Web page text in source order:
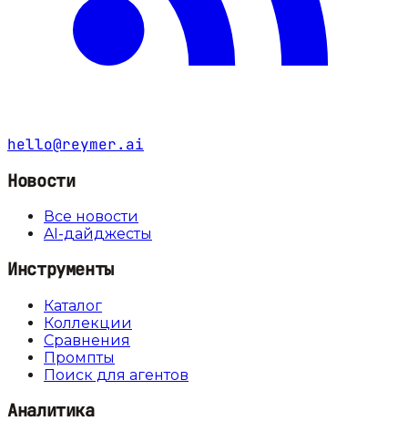
hello@reymer.ai
Новости
Все новости
AI-дайджесты
Инструменты
Каталог
Коллекции
Сравнения
Промпты
Поиск для агентов
Аналитика